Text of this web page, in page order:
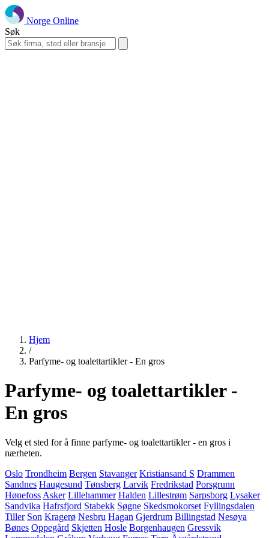
Norge Online
Søk
Hjem
/
Parfyme- og toalettartikler - En gros
Parfyme- og toalettartikler -
En gros
Velg et sted for å finne parfyme- og toalettartikler - en gros i
nærheten.
Oslo Trondheim Bergen Stavanger Kristiansand S Drammen
Sandnes Haugesund Tønsberg Larvik Fredrikstad Porsgrunn
Hønefoss Asker Lillehammer Halden Lillestrøm Sarpsborg Lysaker
Sandvika Hafrsfjord Stabekk Søgne Skedsmokorset Fyllingsdalen
Tiller Son Kragerø Nesbru Hagan Gjerdrum Billingstad Nesøya
Bønes Oppegård Skjetten Hosle Borgenhaugen Gressvik